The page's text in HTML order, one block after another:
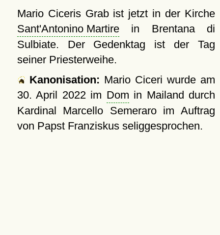
Mario Ciceris Grab ist jetzt in der Kirche
Sant'Antonino Martirein Brentana di
Sulbiate. Der Gedenktag ist der Tag
seiner Priesterweihe.
Kanonisation: Mario Ciceri wurde am
30. April 2022 im Dom in Mailand durch
Kardinal Marcello Semeraro im Auftrag
von Papst Franziskus seliggesprochen.